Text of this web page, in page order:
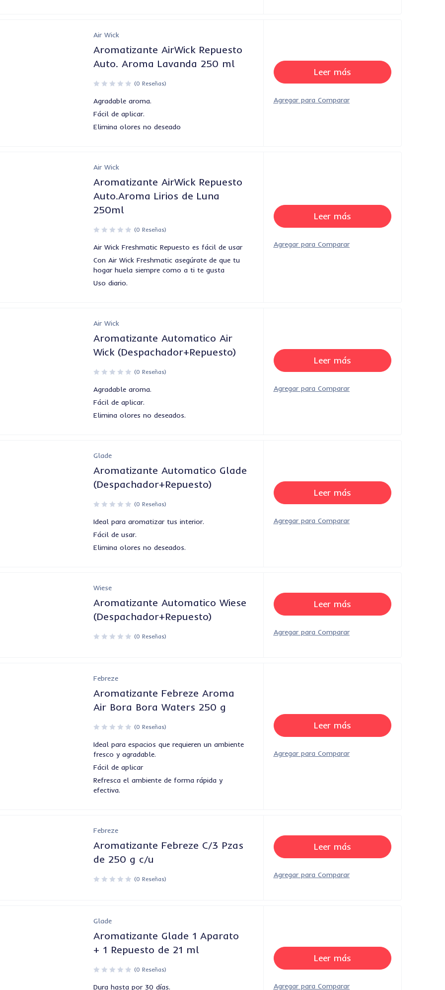
Air Wick
Aromatizante AirWick Repuesto
Auto. Aroma Lavanda 250 ml
(0 Reseñas)
Agradable aroma.
Fácil de aplicar.
Elimina olores no deseado
Leer más
Air Wick
Aromatizante AirWick Repuesto
Auto.Aroma Lirios de Luna
250ml
(0 Reseñas)
Air Wick Freshmatic Repuesto es fácil de usar
Con Air Wick Freshmatic asegúrate de que tu
hogar huela siempre como a ti te gusta
Uso diario.
Leer más
Air Wick
Aromatizante Automatico Air
Wick (Despachador+Repuesto)
(0 Reseñas)
Agradable aroma.
Fácil de aplicar.
Elimina olores no deseados.
Leer más
Glade
Aromatizante Automatico Glade
(Despachador+Repuesto)
(0 Reseñas)
Ideal para aromatizar tus interior.
Fácil de usar.
Elimina olores no deseados.
Leer más
Wiese
Aromatizante Automatico Wiese
(Despachador+Repuesto)
(0 Reseñas)
Leer más
Febreze
Aromatizante Febreze Aroma
Air Bora Bora Waters 250 g
(0 Reseñas)
Ideal para espacios que requieren un ambiente
fresco y agradable.
Fácil de aplicar
Refresca el ambiente de forma rápida y
efectiva.
Leer más
Febreze
Aromatizante Febreze C/3 Pzas
de 250 g c/u
(0 Reseñas)
Leer más
Glade
Aromatizante Glade 1 Aparato
+ 1 Repuesto de 21 ml
(0 Reseñas)
Dura hasta por 30 días.
Leer más